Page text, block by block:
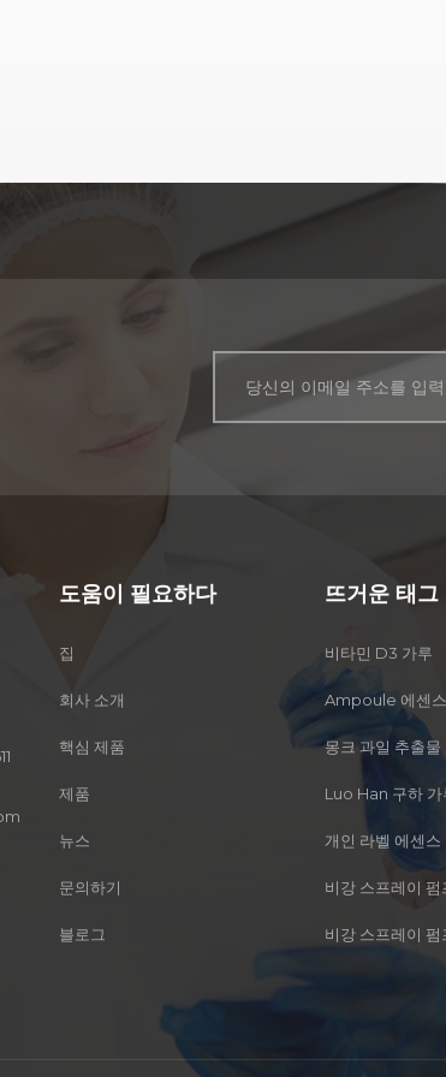
도움이 필요하다
집
회사 소개
핵심 제품
제품
뉴스
문의하기
블로그
뜨거운 태그
비타민 D3 가루
Ampoule 에센스
몽크 과일 추출물
Luo Han 구하 가
개인 라벨 에센스
비강 스프레이 펌
비강 스프레이 펌